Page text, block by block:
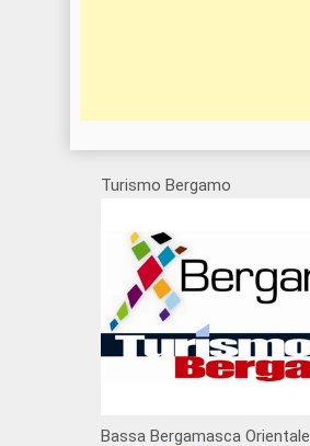
Turismo Bergamo
Bassa Bergamasca Orientale